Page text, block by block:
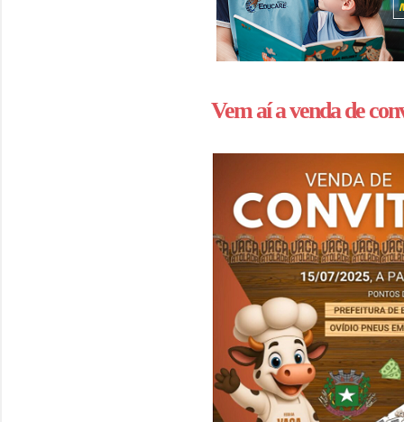
Vem aí a venda de